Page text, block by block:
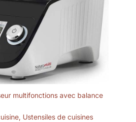
multifonctions avec balance
, Ustensiles de cuisines